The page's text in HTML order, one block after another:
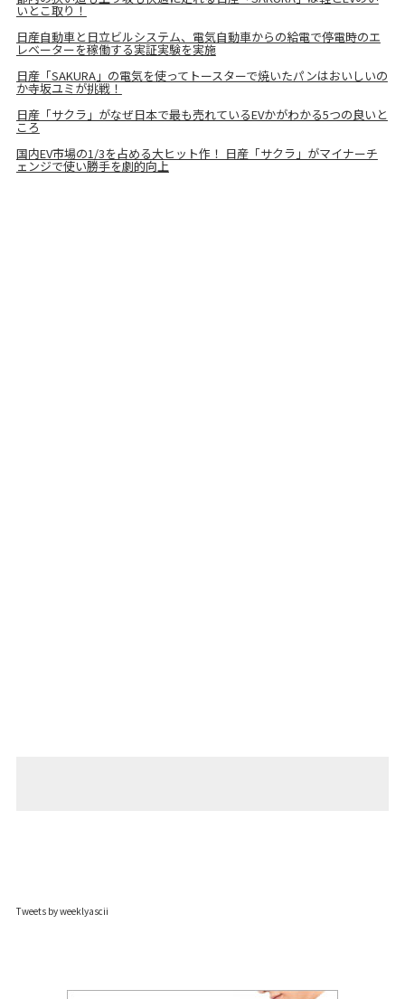
いとこ取り！
日産自動車と日立ビルシステム、電気自動車からの給電で停電時のエ
レベーターを稼働する実証実験を実施
日産「SAKURA」の電気を使ってトースターで焼いたパンはおいしいの
か寺坂ユミが挑戦！
日産「サクラ」がなぜ日本で最も売れているEVかがわかる5つの良いと
ころ
国内EV市場の1/3を占める大ヒット作！ 日産「サクラ」がマイナーチ
ェンジで使い勝手を劇的向上
Tweets by weeklyascii